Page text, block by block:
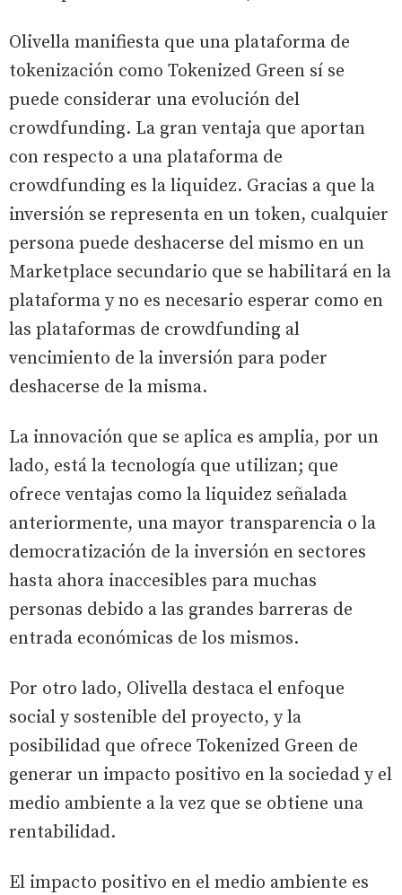
Olivella manifiesta que una plataforma de
tokenización como Tokenized Green sí se
puede considerar una evolución del
crowdfunding. La gran ventaja que aportan
con respecto a una plataforma de
crowdfunding es la liquidez. Gracias a que la
inversión se representa en un token, cualquier
persona puede deshacerse del mismo en un
Marketplace secundario que se habilitará en la
plataforma y no es necesario esperar como en
las plataformas de crowdfunding al
vencimiento de la inversión para poder
deshacerse de la misma.
La innovación que se aplica es amplia, por un
lado, está la tecnología que utilizan; que
ofrece ventajas como la liquidez señalada
anteriormente, una mayor transparencia o la
democratización de la inversión en sectores
hasta ahora inaccesibles para muchas
personas debido a las grandes barreras de
entrada económicas de los mismos.
Por otro lado, Olivella destaca el enfoque
social y sostenible del proyecto, y la
posibilidad que ofrece Tokenized Green de
generar un impacto positivo en la sociedad y el
medio ambiente a la vez que se obtiene una
rentabilidad.
El impacto positivo en el medio ambiente es